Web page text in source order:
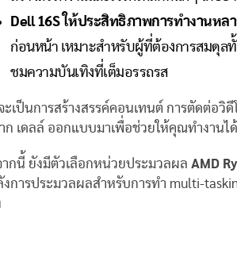
Dell 16S ให้ประสิทธิภาพการทำงานหล
ก่อนหน้า เหมาะสำหรับผู้ที่ต้องการสมดุล
ชมความบันเทิงที่เต็มอรรถรส
ะเป็นการสร้างสรรค์คอนเทนต์ การตัดต่อ
ก เดลล์ ออกแบบมาเพื่อช่วยให้คุณทำงาน
กนี้ ยังมีตัวเลือกหน่วยประมวลผล AMD
การประมวลผลสำหรับการทำ multi-